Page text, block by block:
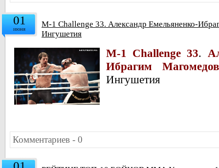
01
июня
M-1 Challenge 33. Александр Емельяненко-
Ингушетия
M-1 Challenge 33.
Ибрагим
Ингушетия
Комментариев - 0